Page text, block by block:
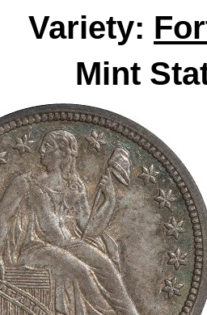
Variety:
Mint